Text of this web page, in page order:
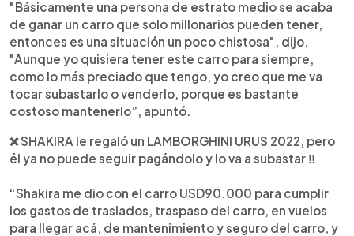
"Básicamente una persona de estrato medio se acaba
de ganar un carro que solo millonarios pueden tener,
entonces es una situación un poco chistosa", dijo.
"Aunque yo quisiera tener este carro para siempre,
como lo más preciado que tengo, yo creo que me va
tocar subastarlo o venderlo, porque es bastante
costoso mantenerlo”, apuntó.
❌ SHAKIRA le regaló un LAMBORGHINI URUS 2022, pero
él ya no puede seguir pagándolo y lo va a subastar ‼️
“Shakira me dio con el carro USD90.000 para cumplir
los gastos de traslados, traspaso del carro, en vuelos
para llegar acá, de mantenimiento y seguro del carro, y